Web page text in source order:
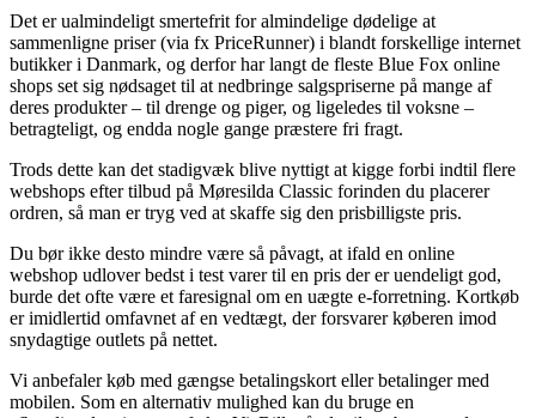
Det er ualmindeligt smertefrit for almindelige dødelige at
sammenligne priser (via fx PriceRunner) i blandt forskellige internet
butikker i Danmark, og derfor har langt de fleste Blue Fox online
shops set sig nødsaget til at nedbringe salgspriserne på mange af
deres produkter – til drenge og piger, og ligeledes til voksne –
betragteligt, og endda nogle gange præstere fri fragt.
Trods dette kan det stadigvæk blive nyttigt at kigge forbi indtil flere
webshops efter tilbud på Møresilda Classic forinden du placerer
ordren, så man er tryg ved at skaffe sig den prisbilligste pris.
Du bør ikke desto mindre være så påvagt, at ifald en online
webshop udlover bedst i test varer til en pris der er uendeligt god,
burde det ofte være et faresignal om en uægte e-forretning. Kortkøb
er imidlertid omfavnet af en vedtægt, der forsvarer køberen imod
snydagtige outlets på nettet.
Vi anbefaler køb med gængse betalingskort eller betalinger med
mobilen. Som en alternativ mulighed kan du bruge en